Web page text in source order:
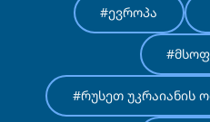
#ევროპა
#რუსეთ უკრაიანის